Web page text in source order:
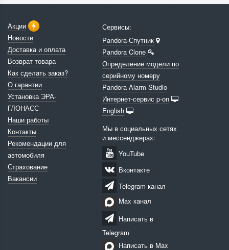
Акции
Новости
Доставка и оплата
Возврат товара
Как сделать заказ?
О гарантии
Установка ЭРА-
ГЛОНАСС
Наши работы
Контакты
Рекомендации для
автомобиля
Страхование
Вакансии
Сервисы:
Pandora-Спутник
Pandora Clone
Определение модели по
серийному номеру
Pandora Alarm Studio
Интернет-сервис p-on
English
Мы в социальных сетях
и мессенджерах:
YouTube
Вконтакте
Telegram канал
Max канал
Написать в
Telegram
Написать в Max